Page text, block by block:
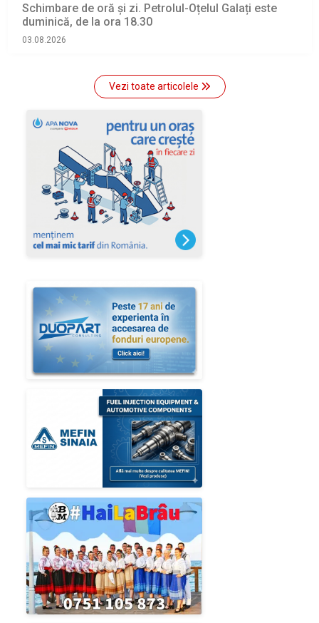
Schimbare de oră și zi. Petrolul-Oțelul Galați este
duminică, de la ora 18.30
03.08.2026
Vezi toate articolele